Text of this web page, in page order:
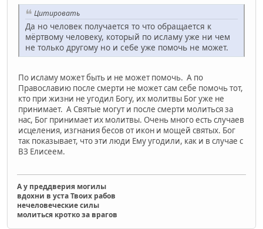
Цитировать
Да но человек получается то что обращается к
мёртвому человеку, который по исламу уже ни чем
не только другому но и себе уже помочь не может.
По исламу может быть и не может помочь. А по
Православию после смерти не может сам себе помочь тот,
кто при жизни не угодил Богу, их молитвы Бог уже не
принимает. А Святые могут и после смерти молиться за
нас, Бог принимает их молитвы. Очень много есть случаев
исцеления, изгнания бесов от икон и мощей святых. Бог
так показывает, что эти люди Ему угодили, как и в случае с
ВЗ Елисеем.
А у преддверия могилы
вдохни в уста Твоих рабов
нечеловеческие силы
молиться кротко за врагов